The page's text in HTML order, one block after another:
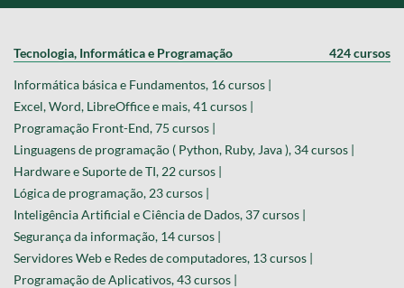
Tecnologia, Informática e Programação 424 cursos
Informática básica e Fundamentos, 16 cursos |
Excel, Word, LibreOffice e mais, 41 cursos |
Programação Front-End, 75 cursos |
Linguagens de programação ( Python, Ruby, Java ), 34 cursos |
Hardware e Suporte de TI, 22 cursos |
Lógica de programação, 23 cursos |
Inteligência Artificial e Ciência de Dados, 37 cursos |
Segurança da informação, 14 cursos |
Servidores Web e Redes de computadores, 13 cursos |
Programação de Aplicativos, 43 cursos |